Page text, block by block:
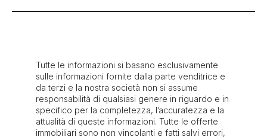
Tutte le informazioni si basano esclusivamente
sulle informazioni fornite dalla parte venditrice e
da terzi e la nostra società non si assume
responsabilità di qualsiasi genere in riguardo e in
specifico per la completezza, l’accuratezza e la
attualità di queste informazioni. Tutte le offerte
immobiliari sono non vincolanti e fatti salvi errori,